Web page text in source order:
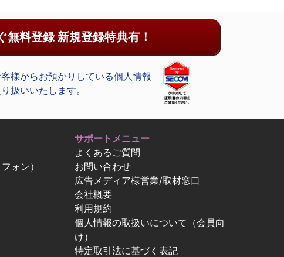
無料登録 新規登録特典有！
様からお預かりしている個人情報
扱いいたします。
ォン）
サポートメニュー
よくあるご質問
お問い合わせ
広告メディア様営業/取材窓口
会社概要
利用規約
個人情報の取扱いについて（会員向
け）
特定取引法に基づく表記